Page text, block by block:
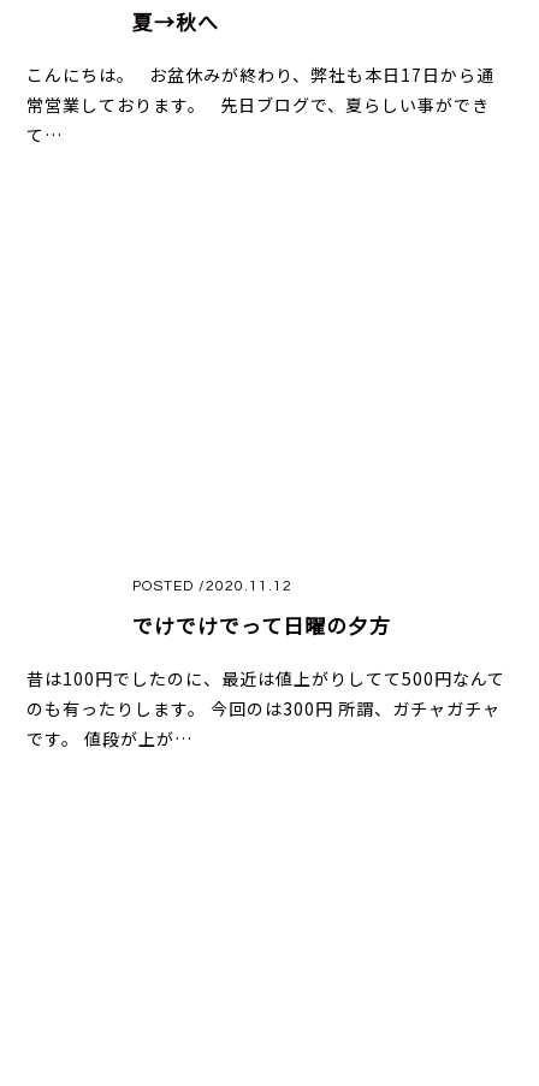
夏→秋へ
こんにちは。 お盆休みが終わり、弊社も本日17日から通
常営業しております。 先日ブログで、夏らしい事ができ
て…
POSTED /2020.11.12
でけでけでって日曜の夕方
昔は100円でしたのに、最近は値上がりしてて500円なんて
のも有ったりします。 今回のは300円 所謂、ガチャガチャ
です。 値段が上が…